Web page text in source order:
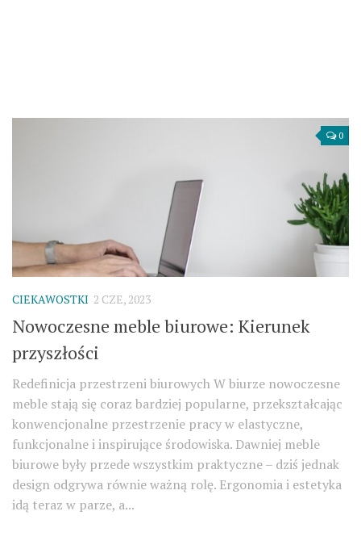
0
CIEKAWOSTKI 2 CZE, 2023
Nowoczesne meble biurowe: Kierunek
przyszłości
Redefinicja przestrzeni biurowych W biurze nowoczesne
meble stają się coraz bardziej popularne, przekształcając
konwencjonalne przestrzenie pracy w elastyczne,
funkcjonalne i inspirujące środowiska. Dawniej meble
biurowe były przede wszystkim praktyczne – dziś jednak
design odgrywa równie ważną rolę. Ergonomia i estetyka
idą teraz w parze, a...